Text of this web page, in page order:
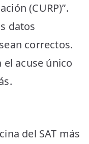
(CURP)”.
datos
correctos.
el acuse único
del SAT más